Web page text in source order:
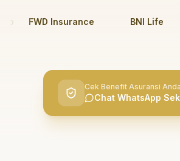
FWD Insurance BNI Life
Cek Benefit Asuransi Anda
Chat WhatsApp